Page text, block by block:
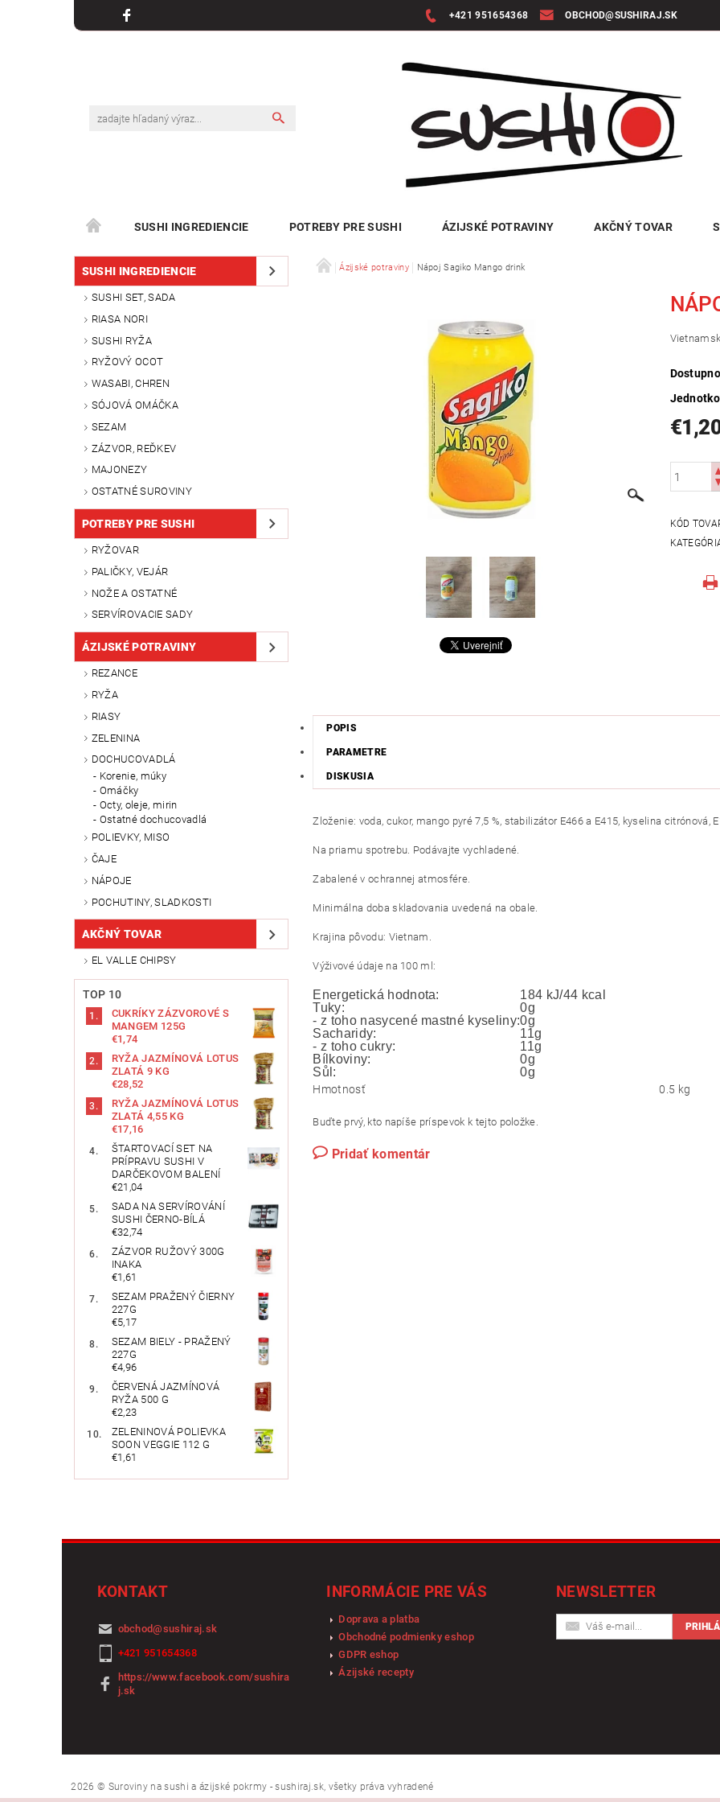
+421 951654368 OBCHOD@SUSHIRAJ.SK
SUSHI INGREDIENCIE POTREBY PRE SUSHI ÁZIJSKÉ POTRAVINY AKČNÝ TOVAR
SUSHI INGREDIENCIE
SUSHI SET, SADA
RIASA NORI
SUSHI RYŽA
RYŽOVÝ OCOT
WASABI, CHREN
SÓJOVÁ OMÁČKA
SEZAM
ZÁZVOR, REĎKEV
MAJONEZY
OSTATNÉ SUROVINY
POTREBY PRE SUSHI
RYŽOVAR
PALIČKY, VEJÁR
NOŽE A OSTATNÉ
SERVÍROVACIE SADY
ÁZIJSKÉ POTRAVINY
REZANCE
RYŽA
RIASY
ZELENINA
DOCHUCOVADLÁ
Korenie, múky
Omáčky
Octy, oleje, mirin
Ostatné dochucovadlá
POLIEVKY, MISO
ČAJE
NÁPOJE
POCHUTINY, SLADKOSTI
AKČNÝ TOVAR
EL VALLE CHIPSY
TOP 10
CUKRÍKY ZÁZVOROVÉ S
MANGEM 125G
€1,74
RYŽA JAZMÍNOVÁ LOTUS
ZLATÁ 9 KG
€28,52
RYŽA JAZMÍNOVÁ LOTUS
ZLATÁ 4,55 KG
€17,16
ŠTARTOVACÍ SET NA
PRÍPRAVU SUSHI V
DARČEKOVOM BALENÍ
€21,04
SADA NA SERVÍROVÁNÍ
SUSHI ČERNO-BÍLÁ
€32,74
ZÁZVOR RUŽOVÝ 300G
INAKA
€1,61
SEZAM PRAŽENÝ ČIERNY
227G
€5,17
SEZAM BIELY - PRAŽENÝ
227G
€4,96
ČERVENÁ JAZMÍNOVÁ
RYŽA 500 G
€2,23
ZELENINOVÁ POLIEVKA
SOON VEGGIE 112 G
€1,61
Ázijské potraviny Nápoj Sagiko Mango drink
KÓD
POPIS
PARAMETRE
DISKUSIA
Zloženie: voda, cukor, mango pyré 7,5 %, stabilizátor E466 a E415, kyselina citrónová,
Na priamu spotrebu. Podávajte vychladené.
Zabalené v ochrannej atmosfére.
Minimálna doba skladovania uvedená na obale.
Krajina pôvodu: Vietnam.
Výživové údaje na 100 ml:
Energetická hodnota:
184 kJ/44 kcal
Tuky:
0g
- z toho nasycené mastné kyseliny:0g
Sacharidy:
11g
- z toho cukry:
11g
Bílkoviny:
0g
Sůl:
0g
Hmotnosť 0.5 kg
Buďte prvý, kto napíše príspevok k tejto položke.
Pridať komentár
KONTAKT
obchod@sushiraj.sk
+421 951654368
https://www.facebook.com/sushira
j.sk
INFORMÁCIE PRE VÁS
Doprava a platba
Obchodné podmienky eshop
GDPR eshop
Ázijské recepty
NEWSLETTER
2026 © Suroviny na sushi a ázijské pokrmy - sushiraj.sk, všetky práva vyhradené